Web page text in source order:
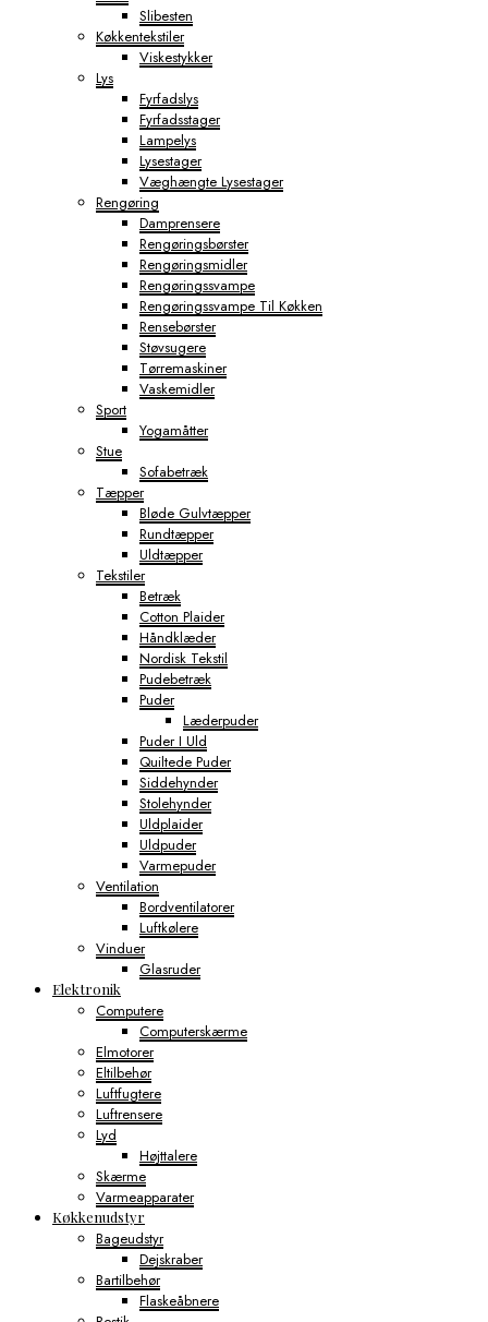
Slibesten
Køkkentekstiler
Viskestykker
Lys
Fyrfadslys
Fyrfadsstager
Lampelys
Lysestager
Væghængte Lysestager
Rengøring
Damprensere
Rengøringsbørster
Rengøringsmidler
Rengøringssvampe
Rengøringssvampe Til Køkken
Rensebørster
Støvsugere
Tørremaskiner
Vaskemidler
Sport
Yogamåtter
Stue
Sofabetræk
Tæpper
Bløde Gulvtæpper
Rundtæpper
Uldtæpper
Tekstiler
Betræk
Cotton Plaider
Håndklæder
Nordisk Tekstil
Pudebetræk
Puder
Læderpuder
Puder I Uld
Quiltede Puder
Siddehynder
Stolehynder
Uldplaider
Uldpuder
Varmepuder
Ventilation
Bordventilatorer
Luftkølere
Vinduer
Glasruder
Elektronik
Computere
Computerskærme
Elmotorer
Eltilbehør
Luftfugtere
Luftrensere
Lyd
Højttalere
Skærme
Varmeapparater
Køkkenudstyr
Bageudstyr
Dejskraber
Bartilbehør
Flaskeåbnere